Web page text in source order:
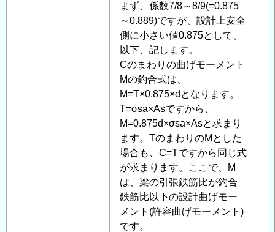
力、
応
力
度
に
つ
い
て」
へ
の
返
信
まず、係数7/8～8/9(=0.875
～0.889)ですが、設計上安全
側に小さい値0.875として、
以下、記します。
Cのまわりの曲げモーメント
Mの釣合式は、
M=T×0.875×dとなります。
T=σsa×Asですから、
M=0.875d×σsa×Asと求まり
ます。TのまわりのMとした
場合も、C=Tですから同じ式
が求まります。ここで、M
は、梁の引張鉄筋比が釣合
鉄筋比以下の設計曲げモー
メント(許容曲げモーメント)
です。